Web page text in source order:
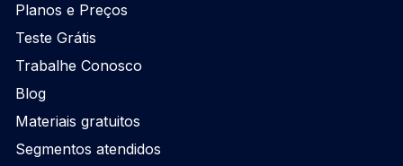
Planos e Preços
Teste Grátis
Trabalhe Conosco
Blog
Materiais gratuitos
Segmentos atendidos